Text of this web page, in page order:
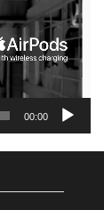
00:00